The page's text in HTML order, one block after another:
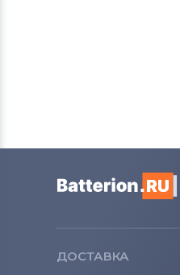
ДОСТАВКА